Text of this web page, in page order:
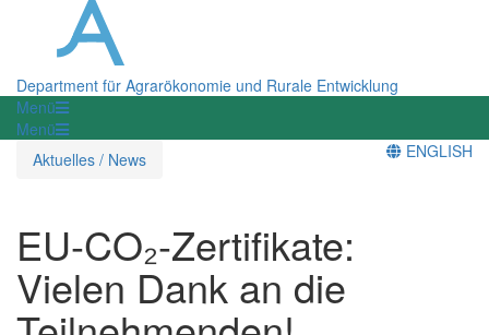
Department für Agrarökonomie und Rurale Entwicklung
Menü
Menü
Aktuelles / News
ENGLISH
EU-CO₂-Zertifikate:
Vielen Dank an die